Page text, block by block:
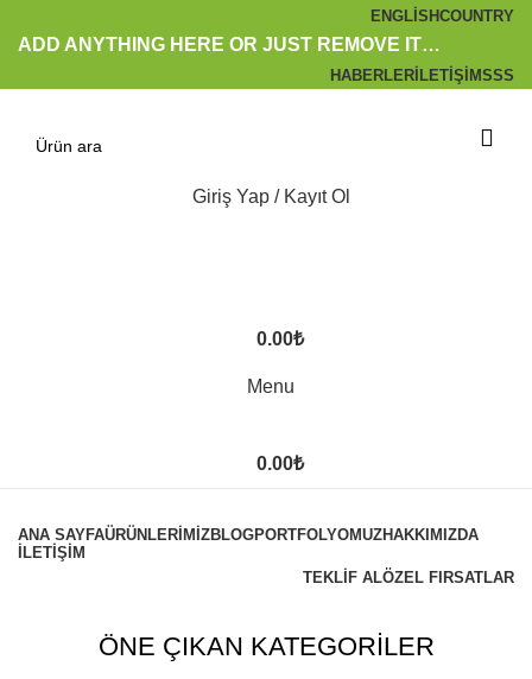
ENGLISHCOUNTRY
ADD ANYTHING HERE OR JUST REMOVE IT…
HABERLER İLETIŞIMSSS
Giriş Yap / Kayıt Ol
0.00₺
Menu
0.00₺
ANA SAYFAÜRÜNLERIMIZBLOGPORTFOLYOMUZHAKKIMIZDA
İLETIŞIM
TEKLIF ALÖZEL FIRSATLAR
ÖNE ÇIKAN KATEGORİLER